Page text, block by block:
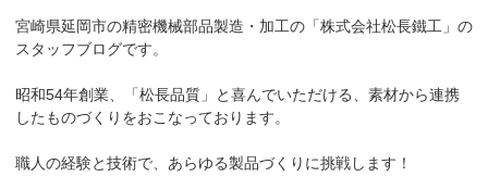
宮崎県延岡市の精密機械部品製造・加工の「株式会社松長鐵工」の
スタッフブログです。
昭和54年創業、「松長品質」と喜んでいただける、素材から連携
したものづくりをおこなっております。
職人の経験と技術で、あらゆる製品づくりに挑戦します！